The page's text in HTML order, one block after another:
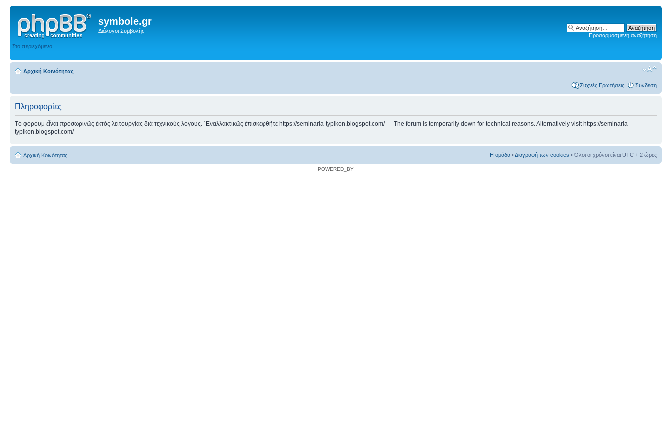
symbole.gr
Διάλογοι Συμβολῆς
Στο περιεχόμενο
Προσαρμοσμένη αναζήτηση
Αρχική Κοινότητας
Συχνές Ερωτήσεις Συνδεση
Πληροφορίες
Τὸ φόρουμ εἶναι προσωρινῶς ἐκτὸς λειτουργίας διὰ τεχνικοὺς λόγους. ᾿Εναλλακτικῶς ἐπισκεφθῆτε https://seminaria-typikon.blogspot.com/ — The forum is temporarily down for technical reasons. Alternatively visit https://seminaria-
typikon.blogspot.com/
Αρχική Κοινότητας Η ομάδα •Διαγραφή των cookies • Όλοι οι χρόνοι είναι UTC + 2 ώρες
POWERED_BY